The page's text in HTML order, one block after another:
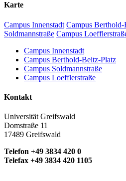
Karte
Campus Innenstadt Campus
Soldmannstraße Campus
Campus Innenstadt
Campus Berthold-Beitz-Platz
Campus Soldmannstraße
Campus Loefflerstraße
Kontakt
Universität Greifswald
Domstraße 11
17489 Greifswald
Telefon +49 3834 420 0
Telefax +49 3834 420 1105